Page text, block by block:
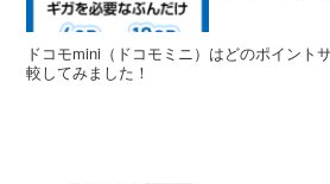
ドコモmini（ドコモミニ）はどのポイント
較してみました！